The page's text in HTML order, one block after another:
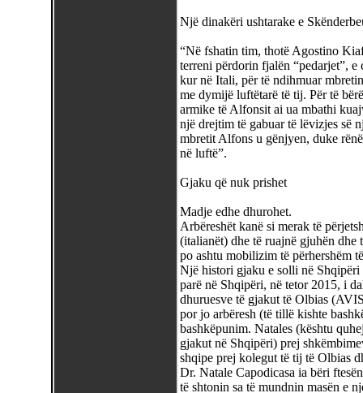
Një dinakëri ushtarake e
“Në fshatin tim, thotë Agostino
terreni përdorin fjalën “pedarjet”, e
kur në Itali, për të ndihmuar
me dymijë luftëtarë të tij. Për të
armike të Alfonsit ai ua mbathi
një drejtim të gabuar të lëvizjes së
mbretit Alfons u gënjyen, duke
në luftë”.
Gjaku që nuk prishet
Madje edhe dhurohet.
Arbëreshët kanë si merak të
(italianët) dhe të ruajnë gjuhën dhe
po ashtu mobilizim të përhershëm
Një histori gjaku e solli në
parë në Shqipëri, në tetor 2015, i
dhuruesve të gjakut të Olbias
por jo arbëresh (të tillë kishte
bashkëpunim. Natales (kështu
gjakut në Shqipëri) prej
shqipe prej kolegut të tij të Olbias
Dr. Natale Capodicasa ia bëri
të shtonin sa të mundnin masën e